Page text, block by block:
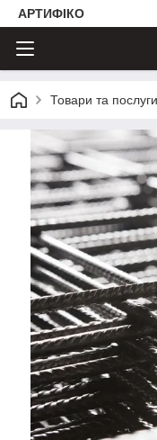
АРТИФІКО
Товари та послуги